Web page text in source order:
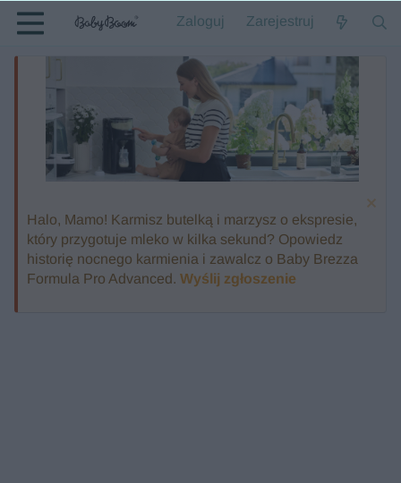
Zaloguj Zarejestruj
Halo, Mamo! Karmisz butelką i marzysz o ekspresie,
który przygotuje mleko w kilka sekund? Opowiedz
historię nocnego karmienia i zawalcz o Baby Brezza
Formula Pro Advanced. Wyślij zgłoszenie